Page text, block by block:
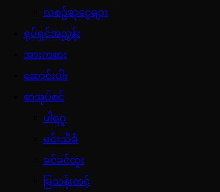
လစဉ်ဆုငွေများ
ရုပ်ရှင်အညွှန်း
အားကစား
ဆောင်းပါး
စာအုပ်စင်
ပါရဂူ
မင်းသိင်္ခ
ခင်ခင်ထူး
မြသန်းတင့်